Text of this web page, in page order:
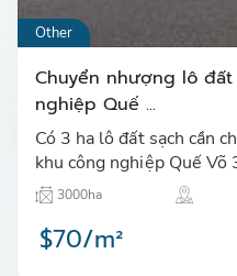
Other
Chuyển nhượng lô
nghiệp Quế ...
Có 3 ha lô đất sạch cần
khu công nghiệp Quế
sạch, rộng rãi, vị trí đắc
n…
3000ha
$70/m²